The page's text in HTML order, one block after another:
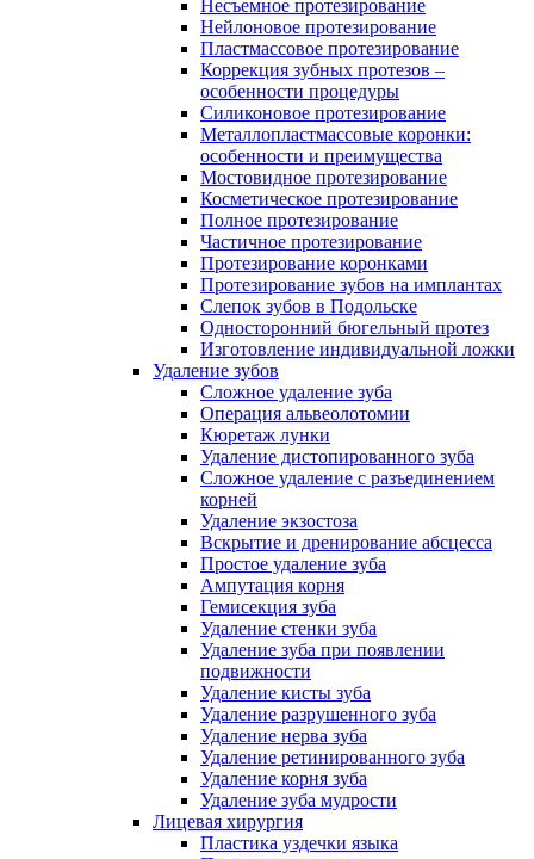
Несъемное протезирование
Нейлоновое протезирование
Пластмассовое протезирование
Коррекция зубных протезов –
особенности процедуры
Силиконовое протезирование
Металлопластмассовые коронки:
особенности и преимущества
Мостовидное протезирование
Косметическое протезирование
Полное протезирование
Частичное протезирование
Протезирование коронками
Протезирование зубов на имплантах
Слепок зубов в Подольске
Односторонний бюгельный протез
Изготовление индивидуальной ложки
Удаление зубов
Сложное удаление зуба
Операция альвеолотомии
Кюретаж лунки
Удаление дистопированного зуба
Сложное удаление с разъединением
корней
Удаление экзостоза
Вскрытие и дренирование абсцесса
Простое удаление зуба
Ампутация корня
Гемисекция зуба
Удаление стенки зуба
Удаление зуба при появлении
подвижности
Удаление кисты зуба
Удаление разрушенного зуба
Удаление нерва зуба
Удаление ретинированного зуба
Удаление корня зуба
Удаление зуба мудрости
Лицевая хирургия
Пластика уздечки языка